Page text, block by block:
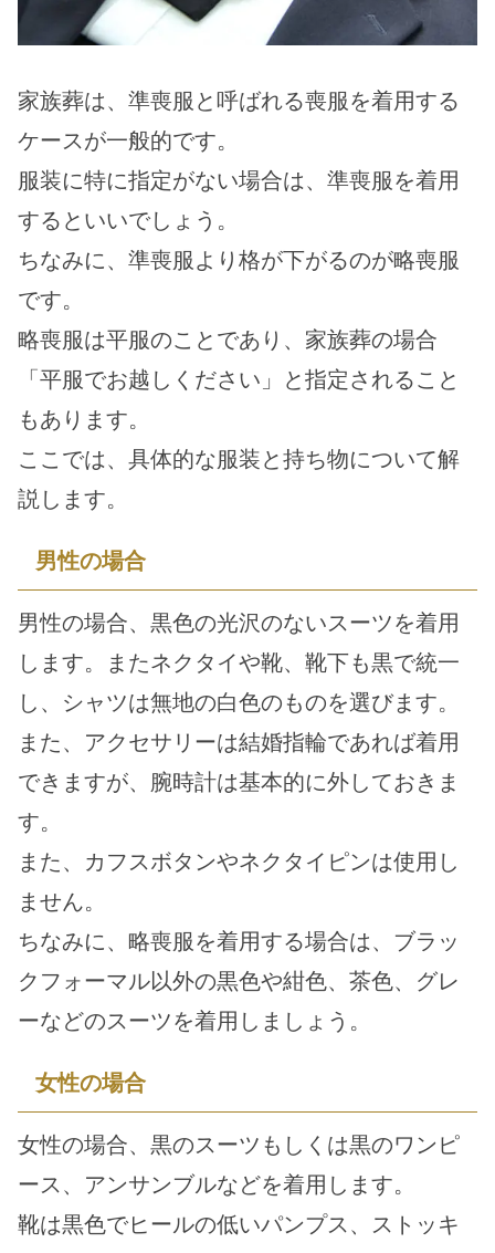
家族葬は、準喪服と呼ばれる喪服を着用する
ケースが一般的です。
服装に特に指定がない場合は、準喪服を着用
するといいでしょう。
ちなみに、準喪服より格が下がるのが略喪服
です。
略喪服は平服のことであり、家族葬の場合
「平服でお越しください」と指定されること
もあります。
ここでは、具体的な服装と持ち物について解
説します。
男性の場合
男性の場合、黒色の光沢のないスーツを着用
します。またネクタイや靴、靴下も黒で統一
し、シャツは無地の白色のものを選びます。
また、アクセサリーは結婚指輪であれば着用
できますが、腕時計は基本的に外しておきま
す。
また、カフスボタンやネクタイピンは使用し
ません。
ちなみに、略喪服を着用する場合は、ブラッ
クフォーマル以外の黒色や紺色、茶色、グレ
ーなどのスーツを着用しましょう。
女性の場合
女性の場合、黒のスーツもしくは黒のワンピ
ース、アンサンブルなどを着用します。
靴は黒色でヒールの低いパンプス、ストッキ